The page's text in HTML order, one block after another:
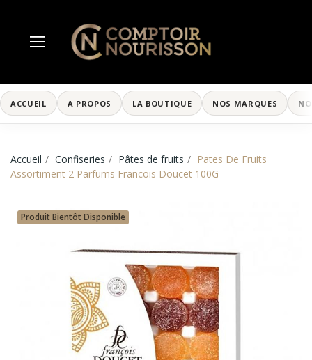
ACCUEIL A PROPOS LA BOUTIQUE NOS MARQUES
Accueil Confiseries Pâtes de fruits
Pates De Fruits
Assortiment 2 Parfums Francois Doucet 100G
Produit Bientôt Disponible